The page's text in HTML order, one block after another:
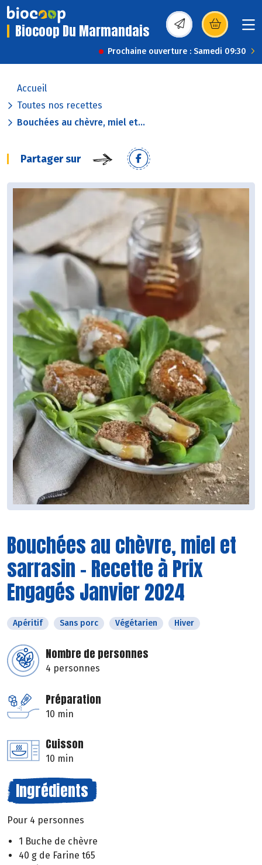
Biocoop Du Marmandais (s’ouvre dans une
Prochaine ouverture : Samedi 09:30
Accueil
Toutes nos recettes
Bouchées au chèvre, miel et...
Partager sur
Bouchées au chèvre, miel et
sarrasin - Recette à Prix
Engagés Janvier 2024
Apéritif Sans porc Végétarien Hiver
Nombre de personnes
4 personnes
Préparation
10 min
Cuisson
10 min
Ingrédients
Pour 4 personnes
1 Buche de chèvre
40 g de Farine t65